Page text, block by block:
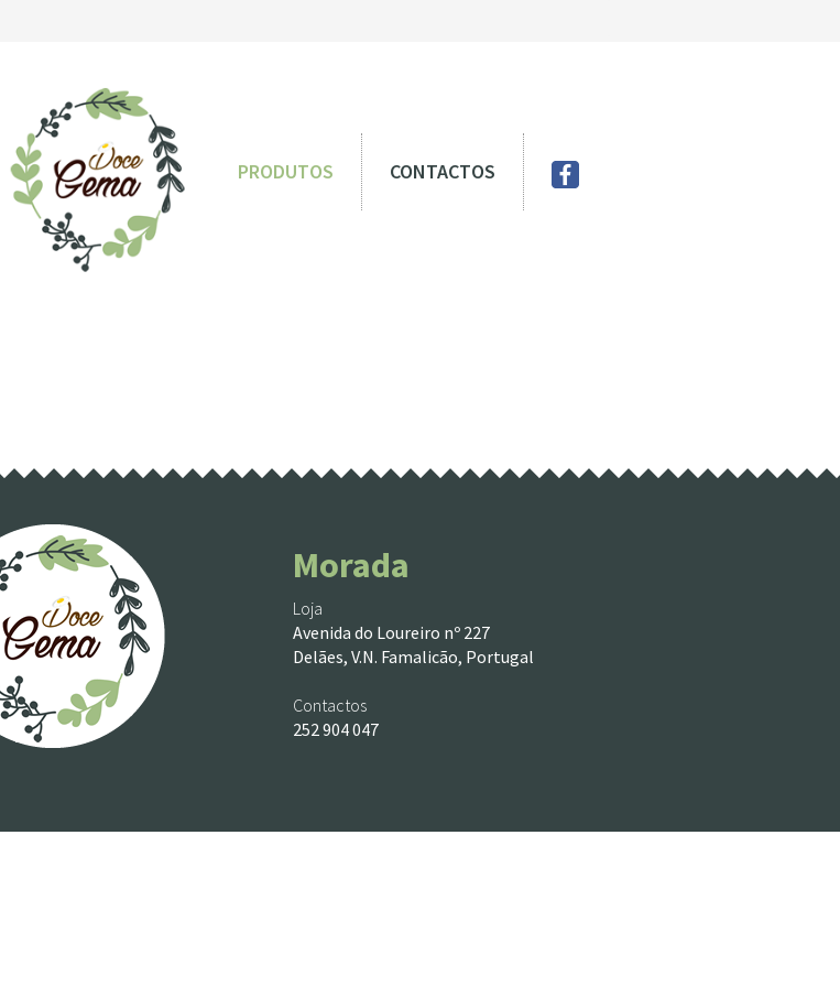
PRODUTOS CONTACTOS
Bases Planas
Morada
Loja
Avenida do Loureiro nº 227
Delães, V.N. Famalicão, Portugal
Contactos
252 904 047